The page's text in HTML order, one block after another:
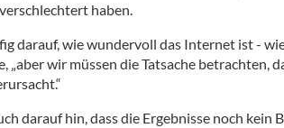
haben.
darauf, wie wundervoll das Internet ist -
„aber wir müssen die Tatsache betrachten,
darauf hin, dass die Ergebnisse noch kein